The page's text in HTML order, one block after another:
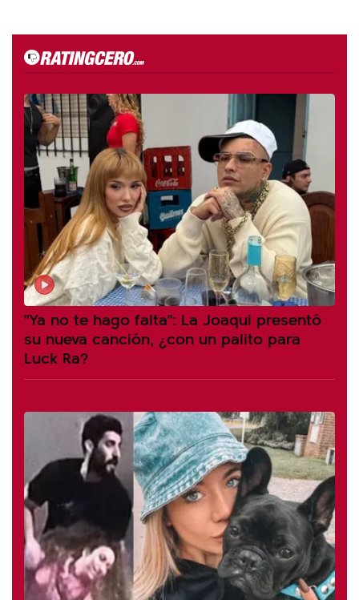
"Ya no te hago falta": La Joaqui presentó
su nueva canción, ¿con un palito para
Luck Ra?